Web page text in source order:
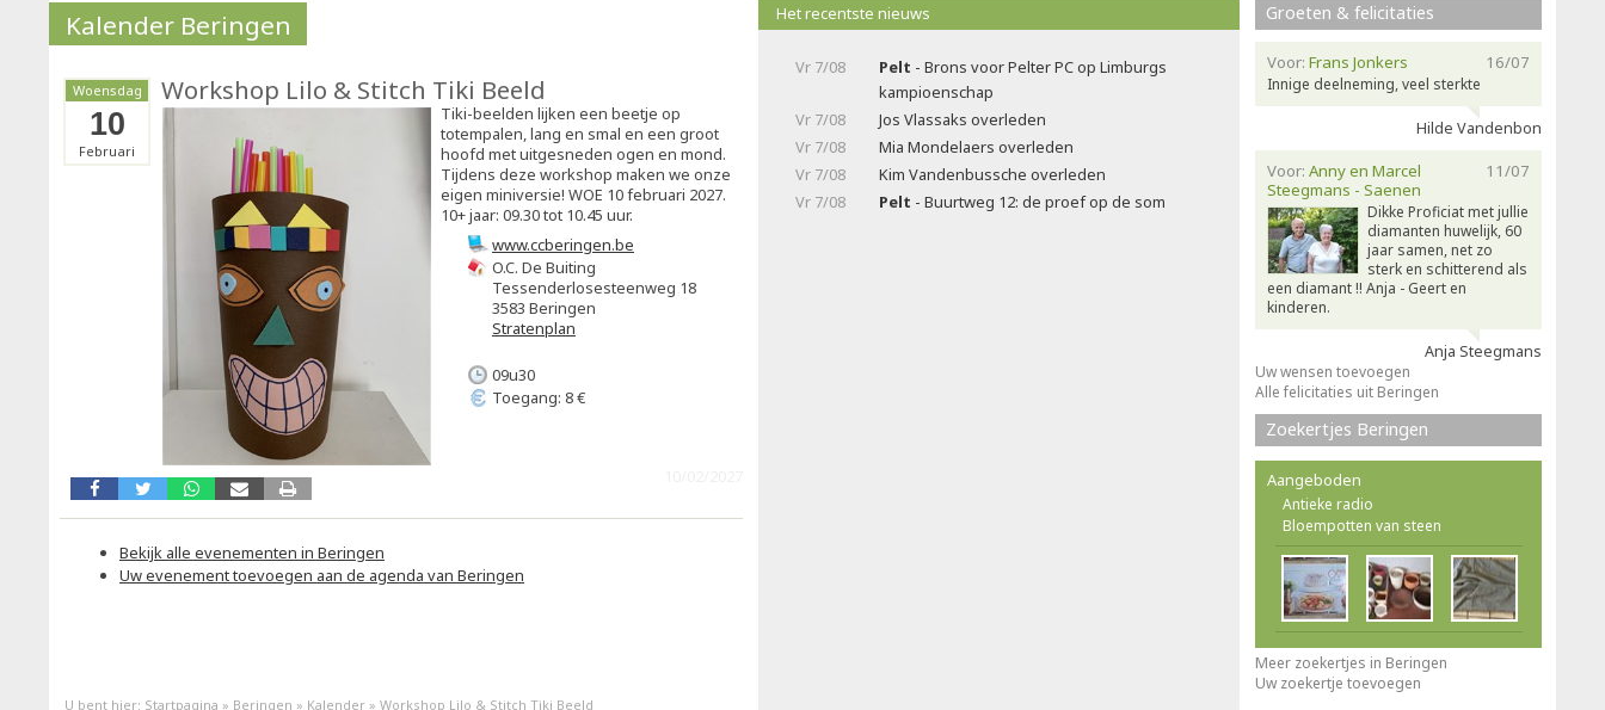
Kalender Beringen
Woensdag
10
Februari
Workshop Lilo & Stitch Tiki Beeld
Tiki-beelden lijken een beetje op
totempalen, lang en smal en een groot
hoofd met uitgesneden ogen en mond.
Tijdens deze workshop maken we onze
eigen miniversie! WOE 10 februari 2027.
10+ jaar: 09.30 tot 10.45 uur.
www.ccberingen.be
O.C. De Buiting
Tessenderlosesteenweg 18
3583 Beringen
Stratenplan
09u30
Toegang: 8 €
Bekijk alle evenementen in Beringen
Uw evenement toevoegen aan de agenda van Beringen
Het recentste nieuws
Vr 7/08 Pelt - Brons voor Pelter PC op Limburgs
kampioenschap
Vr 7/08
Jos Vlassaks overleden
Vr 7/08
Mia Mondelaers overleden
Vr 7/08
Kim Vandenbussche overleden
Vr 7/08
Pelt - Buurtweg 12: de proef op de som
Groeten & felicitaties
16/07
Voor: Frans Jonkers
Innige deelneming, veel sterkte
Hilde Vandenbon
11/07
Voor: Anny en Marcel
Steegmans - Saenen
Dikke Proficiat met jullie
diamanten huwelijk, 60
jaar samen, net zo
sterk en schitterend als
een diamant !! Anja - Geert en
kinderen.
Anja Steegmans
Uw wensen toevoegen
Alle felicitaties uit Beringen
Zoekertjes Beringen
Aangeboden
Antieke radio
Bloempotten van steen
Meer zoekertjes in Beringen
Uw zoekertje toevoegen
U bent hier: Startpagina » Beringen » Kalender » Workshop Lilo & Stitch Tiki Beeld